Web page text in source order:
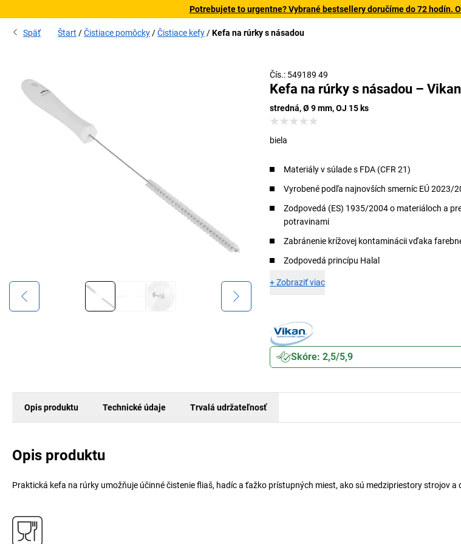
Potrebujete to urgentne? Vybrané bestsellery doručíme do 72 hodín.
Späť Štart Čistiace pomôcky Čistiace kefy Kefa na rúrky s násadou
Čís.: 549189 49
Kefa na rúrky s násadou – Vikan
stredná, Ø 9 mm, OJ 15 ks
biela
Materiály v súlade s FDA (CFR 21)
Vyrobené podľa najnovších smerníc EÚ 2023/
Zodpovedá (ES) 1935/2004 o materiáloch a
potravinami
Zabránenie krížovej kontaminácii vďaka
Zodpovedá princípu Halal
+Zobraziť viac
Skóre: 2,5/5,9
Opis produktu Technické údaje Trvalá udržateľnosť
Opis produktu
Praktická kefa na rúrky umožňuje účinné čistenie fliaš, hadíc a ťažko prístupných miest, ako sú medzipriestory strojov a